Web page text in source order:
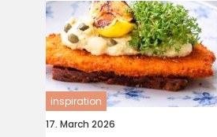
inspiration
17. March 2026